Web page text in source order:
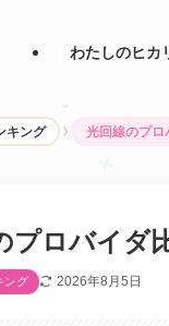
わたしのヒカ
キング 光回線のプロ
プロバイダ
ング 2026年8月5日